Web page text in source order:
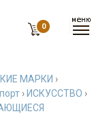
0
МАРКИ ›
› ИСКУССТВО ›